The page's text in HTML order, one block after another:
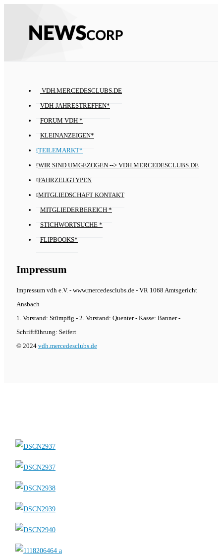
VDH.MERCEDESCLUBS.DE
VDH-JAHRESTREFFEN*
FORUM VDH *
KLEINANZEIGEN*
TEILEMARKT*
WIR SIND UMGEZOGEN --> VDH.MERCEDESCLUBS.DE
FAHRZEUGTYPEN
MITGLIEDSCHAFT KONTAKT
MITGLIEDERBEREICH *
STICHWORTSUCHE *
FLIPBOOKS*
Impressum
Impressum vdh e.V. - www.mercedesclubs.de - VR 1068 Amtsgericht
Ansbach
1. Vorstand: Stümpfig - 2. Vorstand: Quenter - Kasse: Banner -
Schriftführung: Seifert
© 2024 vdh.mercedesclubs.de